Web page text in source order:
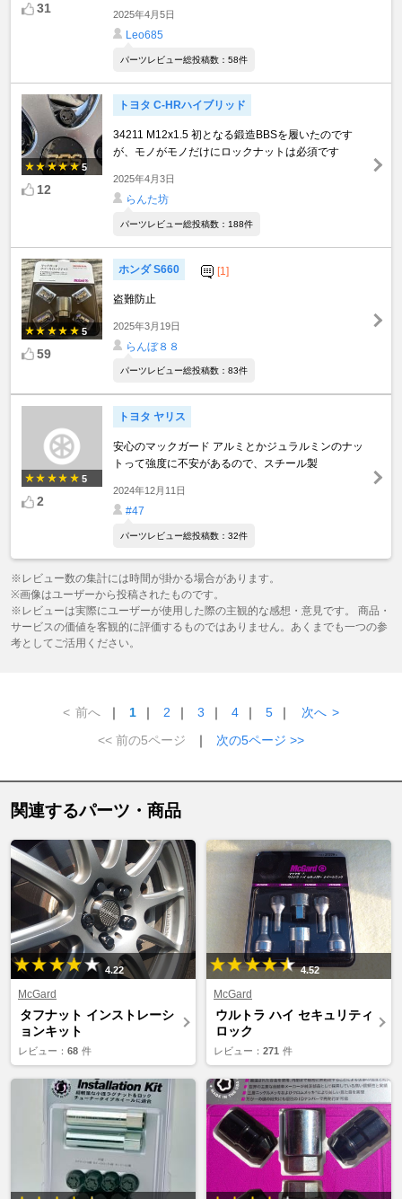
31 2025年4月5日
Leo685
パーツレビュー総投稿数：58件
5
12
トヨタ C-HRハイブリッド
34211 M12x1.5 初となる鍛造BBSを履いたのです
が、モノがモノだけにロックナットは必須です
2025年4月3日
らんた坊
パーツレビュー総投稿数：188件
5
59
ホンダ S660 [1]
盗難防止
2025年3月19日
らんぼ８８
パーツレビュー総投稿数：83件
5
2
トヨタ ヤリス
安心のマックガード アルミとかジュラルミンのナッ
トって強度に不安があるので、スチール製
2024年12月11日
#47
パーツレビュー総投稿数：32件
※レビュー数の集計には時間が掛かる場合があります。
※画像はユーザーから投稿されたものです。
※レビューは実際にユーザーが使用した際の主観的な感想・意見です。 商品・
サービスの価値を客観的に評価するものではありません。あくまでも一つの参
考としてご活用ください。
< 前へ ｜ 1 ｜ 2 ｜ 3 ｜ 4 ｜ 5 ｜ 次へ >
<< 前の5ページ
｜ 次の5ページ >>
関連するパーツ・商品
4.22
McGard
タフナット インストレーシ
ョンキット
レビュー： 68 件
4.52
McGard
ウルトラ ハイ セキュリティ
ロック
レビュー： 271 件